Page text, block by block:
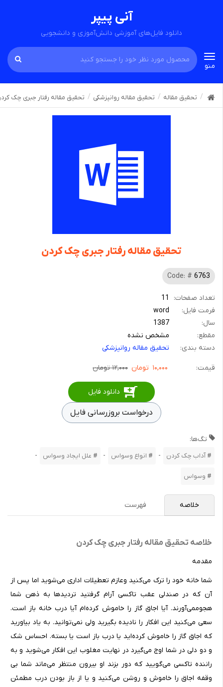
آنی پیپر
دانلود فایل‌های آموزشی دانش‌آموزی و دانشجویی
Toggle
navigation
منو
تحقیق مقاله تحقیق مقاله روانپزشکی تحقیق مقاله رفتار جبری چک
تحقیق مقاله رفتار جبری چک کردن
Code: # 6763
تعداد صفحات:
11
فرمت فایل:
word
سال:
1387
مقطع:
مشخص نشده
دسته بندی:
تحقیق مقاله روانپزشکی
قیمت: ۱۰,۰۰۰ تومان ۱۲,۰۰۰ تومان
دانلود فایل
درخواست بروزرسانی فایل
تگ‌ها:
آداب چک کردن - انواع وسواس - علل ایجاد وسواس -
وسواس
خلاصه فهرست
خلاصه تحقیق مقاله رفتار جبری چک کردن
مقدمه
شما خانه خود را ترک می‌کنید وعازم تعطیلات اداری می‌شوید اما پس از
آن که در صندلی عقب تاکسی آرام گرفتید تردیدها به ذهن شما
هجوممی‌آورند. آیا اجاق گاز را خاموش کرده‌ام آیا درب خانه باز است.
سعی می‌کنید این افکار را نادیده بگیرید ولی نمی‌توانید. به یاد بیاورید
که اجاق گاز را خاموش کرده‌اید یا درب باز است یا بسته. احساس شک
و دو دلی در شما اوج می‌گیرد در نهایت مغلوب این افکار می‌شوید و به
راننده تاکسی می‌گویید که دور بزند او بیرون منتظر می‌ماند شما بی
وقفه اجاق را خاموش و روشن می‌کنید و یا از باز بودن درب مطمئن